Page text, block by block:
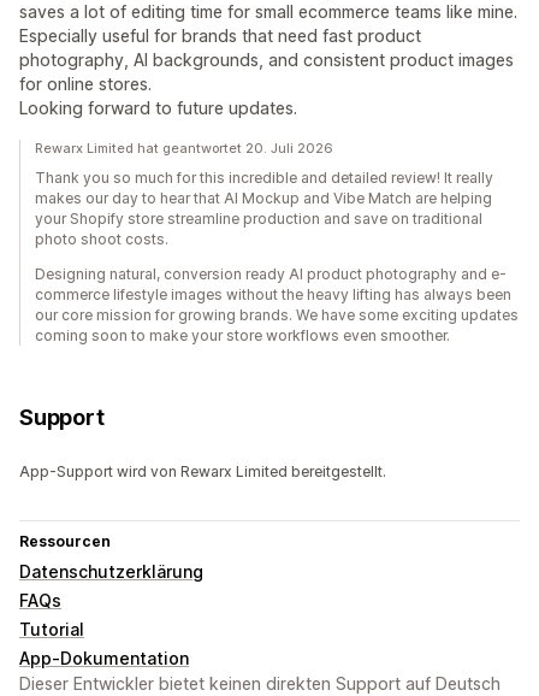
saves a lot of editing time for small ecommerce teams like mine.
Especially useful for brands that need fast product
photography, AI backgrounds, and consistent product images
for online stores.
Looking forward to future updates.
Rewarx Limited hat geantwortet 20. Juli 2026
Thank you so much for this incredible and detailed review! It really
makes our day to hear that AI Mockup and Vibe Match are helping
your Shopify store streamline production and save on traditional
photo shoot costs.
Designing natural, conversion ready AI product photography and e-
commerce lifestyle images without the heavy lifting has always been
our core mission for growing brands. We have some exciting updates
coming soon to make your store workflows even smoother.
Support
App-Support wird von Rewarx Limited bereitgestellt.
Ressourcen
Datenschutzerklärung
FAQs
Tutorial
App-Dokumentation
Dieser Entwickler bietet keinen direkten Support auf Deutsch